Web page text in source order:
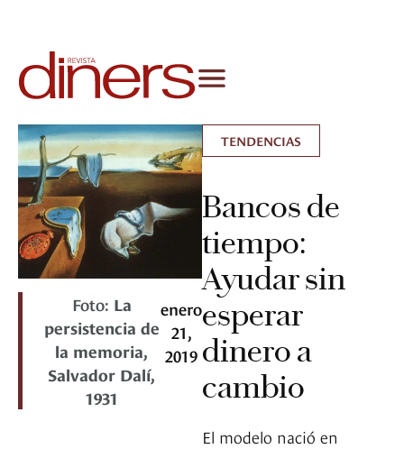
Foto: La
persistencia de
la memoria,
Salvador Dalí,
1931
enero
21,
2019
TENDENCIAS
Bancos de
tiempo:
Ayudar sin
esperar
dinero a
cambio
El modelo nació en